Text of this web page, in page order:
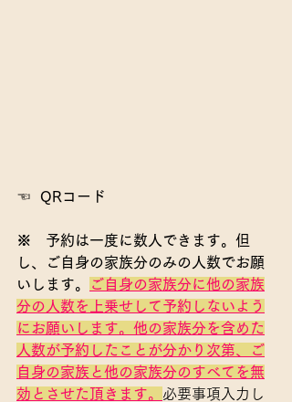
☜ QRコード
※　予約は一度に数人できます。但
し、ご自身の家族分のみの人数でお願
いします。
ご自身の家族分に他の家族
分の人数を上乗せして予約しないよう
にお願いします。他の家族分を含めた
人数が予約したことが分かり次第、ご
自身の家族と他の家族分のすべてを無
効とさせた頂きます。 必要事項入力し